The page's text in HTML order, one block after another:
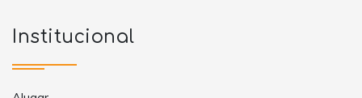
Institucional